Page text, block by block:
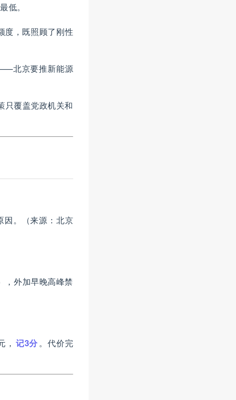
低。
度，既照顾了刚性
北京要推新能源
只覆盖党政机关和
因。（来源：北京
，外加早晚高峰禁
， 记3分。代价完